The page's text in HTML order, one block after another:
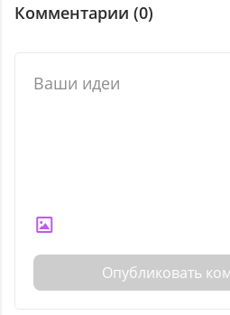
Комментарии (0)
Опубликовать